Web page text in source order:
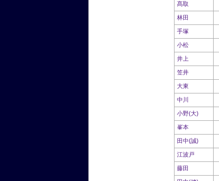
髙取
林田
手塚
小松
井上
笠井
大東
中川
小野(大)
峯本
田中(誠)
江波戸
藤田